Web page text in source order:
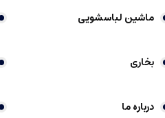
ماشین لباسشویی
بخاری
درباره ما